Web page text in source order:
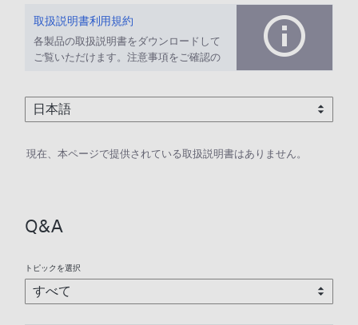
取扱説明書利用規約
各製品の取扱説明書をダウンロードして
ご覧いただけます。注意事項をご確認の
現在、本ページで提供されている取扱説明書はありません。
Q&A
トピックを選択